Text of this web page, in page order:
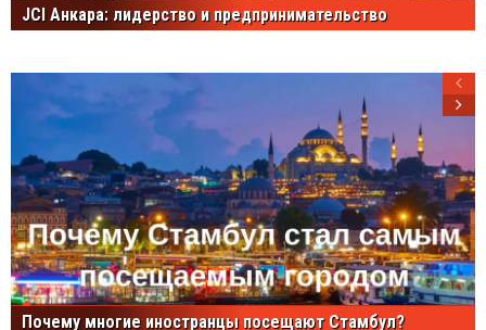
JCI Анкара: лидерство и предпринимательство
Почему многие иностранцы посещают Стамбул?